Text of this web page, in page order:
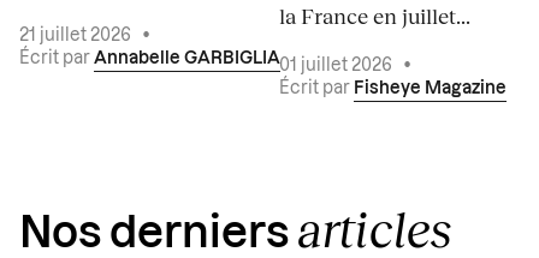
21 juillet 2026
•
Écrit par Annabelle GARBIGLIA
la France en juillet...
01 juillet 2026
•
Écrit par Fisheye Magazine
Nos derniers articles